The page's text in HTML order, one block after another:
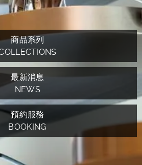
商品系列
最新消息
NEWS
預約服務
BOOKING